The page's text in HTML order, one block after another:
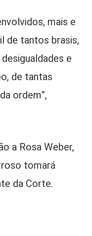
mais e
de tantos brasis,
e
de tantas
ordem”,
a Rosa Weber,
tomará
da Corte.